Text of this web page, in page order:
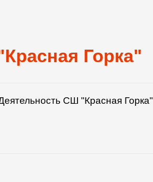
Горка"
СШ "Красная Горка"